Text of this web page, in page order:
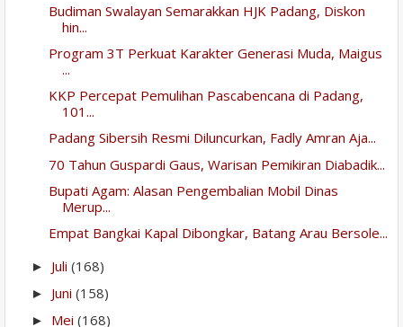
Budiman Swalayan Semarakkan HJK Padang, Diskon
hin...
Program 3T Perkuat Karakter Generasi Muda, Maigus
...
KKP Percepat Pemulihan Pascabencana di Padang,
101...
Padang Sibersih Resmi Diluncurkan, Fadly Amran Aja...
70 Tahun Guspardi Gaus, Warisan Pemikiran Diabadik...
Bupati Agam: Alasan Pengembalian Mobil Dinas
Merup...
Empat Bangkai Kapal Dibongkar, Batang Arau Bersole...
► Juli (168)
► Juni (158)
► Mei (168)